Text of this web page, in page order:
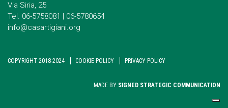
Via Siria, 25
Tel. 06-5758081 | 06-5780654
info@casartigiani.org
COPYRIGHT 2018-2024 COOKIE POLICY PRIVACY POLICY
MADE BY SIGNED STRATEGIC COMMUNICATION